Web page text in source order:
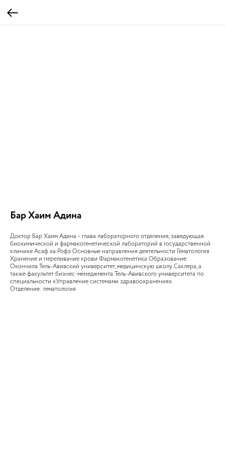
Бар Хаим Адина
Доктор Бар Хаим Адина – глава лабораторного отделения, заведующая
биохимической и фармакогенетической лабораторий в государственной
клинике Асаф ха Рофэ Основные направления деятельности Гематология
Хранение и переливание крови Фармакогенетика Образование
Окончила Тель-Авивский университет, медицинскую школу Саклера, а
также факультет бизнес-менеджмента Тель-Авивского университета по
специальности «Управление системами здравоохранения».
Отделение: гематология